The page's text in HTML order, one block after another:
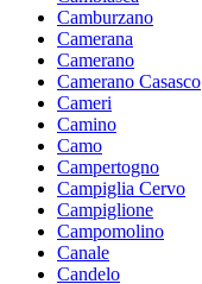
Camburzano
Camerana
Camerano
Camerano Casasco
Cameri
Camino
Camo
Campertogno
Campiglia Cervo
Campiglione
Campomolino
Canale
Candelo